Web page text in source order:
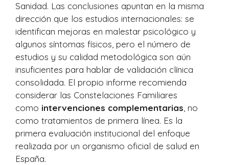
Sanidad. Las conclusiones apuntan en la misma
dirección que los estudios internacionales: se
identifican mejoras en malestar psicológico y
algunos síntomas físicos, pero el número de
estudios y su calidad metodológica son aún
insuficientes para hablar de validación clínica
consolidada. El propio informe recomienda
considerar las Constelaciones Familiares
como intervenciones complementarias , no
como tratamientos de primera línea. Es la
primera evaluación institucional del enfoque
realizada por un organismo oficial de salud en
España.